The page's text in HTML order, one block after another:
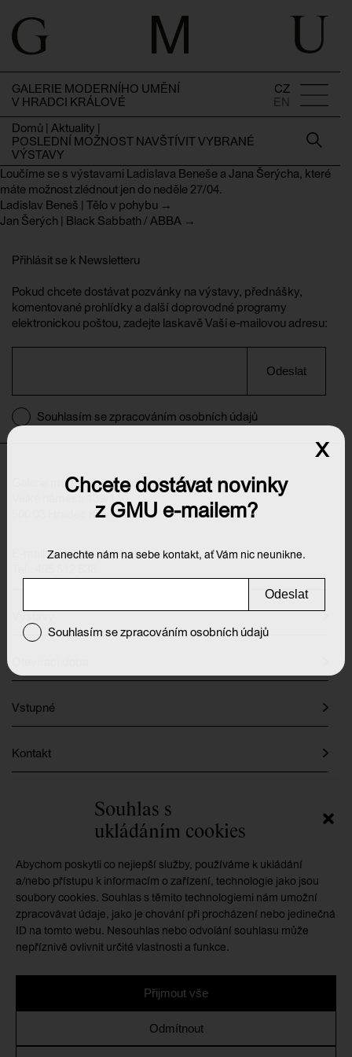
Souhlas s
ukládáním cookies
Abychom poskytli co nejlepší služby, používáme k ukládání
a/nebo přístupu k informacím o zařízení, technologie jako jsou
soubory cookies. Souhlas s těmito technologiemi nám umožní
zpracovávat údaje, jako je chování při procházení nebo jedinečná
ID na tomto webu. Nesouhlas nebo odvolání souhlasu může
nepříznivě ovlivnit určité vlastnosti a funkce.
Přijmout vše
Odmítnout
GALERIE MODERNÍHO UMĚNÍ
V HRADCI KRÁLOVÉ
CZ
EN
Domů | Aktuality |
POSLEDNÍ MOŽNOST NAVŠTÍVIT VYBRANÉ
VÝSTAVY
Loučíme se s výstavami Ladislava Beneše a Jana Šerýcha, které
máte možnost zlédnout jen do neděle 27/04.
Ladislav Beneš | Tělo v pohybu →
Jan Šerých | Black Sabbath / ABBA →
Přihlásit se k Newsletteru
Pokud chcete dostávat pozvánky na výstavy, přednášky,
komentované prohlídky a další doprovodné programy
elektronickou poštou, zadejte laskavě Vaši e-mailovou adresu:
Odeslat
Souhlasím se zpracováním osobních údajů
Galerie moderního umění v Hradci Králové
500 03 Hradec Králové
E-mail:info@galeriehk.cz
Vstupné
Kontakt
GMU je příspěvkovou organizací zřizovanou
Královéhradeckým krajem
Zásady cookies
Chcete dostávat novinky
z GMU e-mailem?
Zanechte nám na sebe kontakt, ať Vám nic neunikne.
Odeslat
Souhlasím se zpracováním osobních údajů
x